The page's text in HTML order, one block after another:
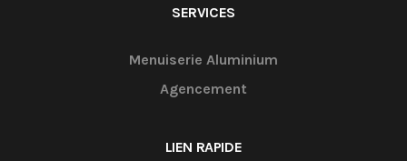
SERVICES
Menuiserie Aluminium
Agencement
LIEN RAPIDE